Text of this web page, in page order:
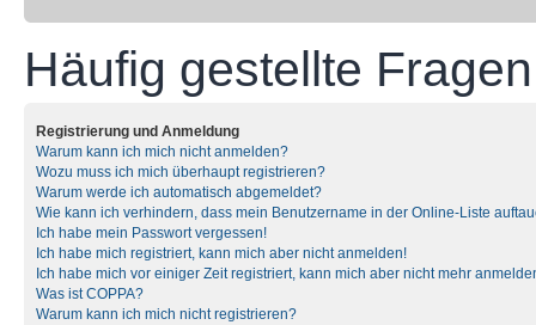
Häufig gestellte Fragen
Registrierung und Anmeldung
Warum kann ich mich nicht anmelden?
Wozu muss ich mich überhaupt registrieren?
Warum werde ich automatisch abgemeldet?
Wie kann ich verhindern, dass mein Benutzername in der Online-Liste
Ich habe mein Passwort vergessen!
Ich habe mich registriert, kann mich aber nicht anmelden!
Ich habe mich vor einiger Zeit registriert, kann mich aber nicht mehr
Was ist COPPA?
Warum kann ich mich nicht registrieren?